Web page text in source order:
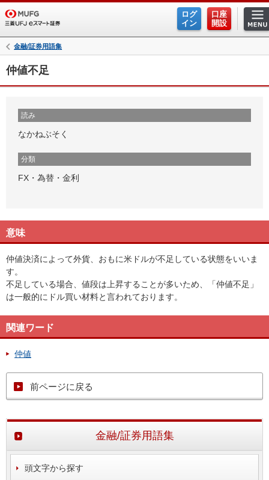
ログ
イン
口座
開設
金融/証券用語集
仲値不足
読み
なかねぶそく
分類
FX・為替・金利
意味
仲値決済によって外貨、おもに米ドルが不足している状態をいいま
す。
不足している場合、値段は上昇することが多いため、「仲値不足」
は一般的にドル買い材料と言われております。
関連ワード
仲値
前ページに戻る
金融/証券用語集
頭文字から探す